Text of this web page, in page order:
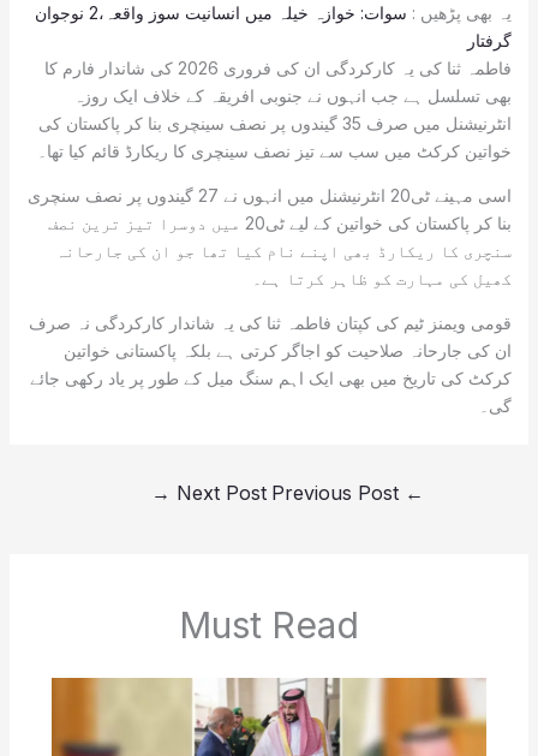
یہ بھی پڑھیں :
سوات: خوازہ خیلہ میں انسانیت سوز واقعہ،2 نوجوان
گرفتار
فاطمہ ثنا کی یہ کارکردگی ان کی فروری 2026 کی شاندار فارم کا
بھی تسلسل ہے جب انہوں نے جنوبی افریقہ کے خلاف ایک روزہ
انٹرنیشنل میں صرف 35 گیندوں پر نصف سینچری بنا کر پاکستان کی
خواتین کرکٹ میں سب سے تیز نصف سینچری کا ریکارڈ قائم کیا تھا۔
اسی مہینے ٹی20 انٹرنیشنل میں انہوں نے 27 گیندوں پر نصف سنچری
بنا کر پاکستان کی خواتین کے لیے ٹی20 میں دوسرا تیز ترین نصف
سنچری کا ریکارڈ بھی اپنے نام کیا تھا جو ان کی جارحانہ
کھیل کی مہارت کو ظاہر کرتا ہے۔
قومی ویمنز ٹیم کی کپتان فاطمہ ثنا کی یہ شاندار کارکردگی نہ صرف
ان کی جارحانہ صلاحیت کو اجاگر کرتی ہے بلکہ پاکستانی خواتین
کرکٹ کی تاریخ میں بھی ایک اہم سنگ میل کے طور پر یاد رکھی جائے
گی۔
←
Next Post
→
Must Read